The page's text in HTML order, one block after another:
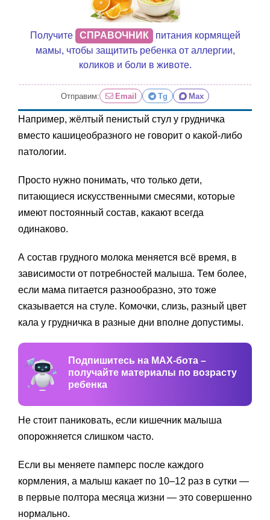
Получите СПРАВОЧНИК
питания кормящей
мамы, чтобы защитить ребенка от аллергии,
коликов и боли в животе.
Отправим: Email Tg Max
Например, жёлтый пенистый стул у грудничка
вместо кашицеобразного не говорит о какой-либо
патологии.
Просто нужно понимать, что только дети,
питающиеся искусственными смесями, которые
имеют постоянный состав, какают всегда
одинаково.
А состав грудного молока меняется всё время, в
зависимости от потребностей малыша. Тем более,
если мама питается разнообразно, это тоже
сказывается на стуле. Комочки, слизь, разный цвет
кала у грудничка в разные дни вполне допустимы.
Подпишитесь на MAX-бота –
получайте материалы по возрасту
ребенка
Не стоит паниковать, если кишечник малыша
опорожняется слишком часто.
Если вы меняете памперс после каждого
кормления, а малыш какает по 10–12 раз в сутки —
в первые полтора месяца жизни — это совершенно
нормально.